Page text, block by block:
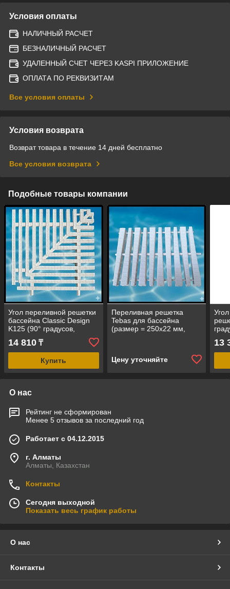
Условия оплаты
НАЛИЧНЫЙ РАСЧЕТ
БЕЗНАЛИЧНЫЙ РАСЧЕТ
УДАЛЕННЫЙ СЧЕТ ЧЕРЕЗ KASPI ПРИЛОЖЕНИЕ
ОПЛАТА ПО РЕКВИЗИТАМ
Все условия оплаты
Условия возврата
Возврат товара в течение 14 дней бесплатно
Все условия возврата
Подобные товары компании
Угол переливной решетки
бассейна Classic Design
K125 (90° градусов,
размеры = 250x25 мм,
цвет - белый)
14 810 ₸
Купить
Переливная решетка
Tebas для бассейна
(размер = 250х22 мм,
Цену уточняйте
13
О нас
Рейтинг не сформирован
Менее 5 отзывов за последний год
Работает с 04.12.2015
г. Алматы
Алматы, Казахстан
Контакты
Сегодня выходной
Показать весь график работы
О нас
Контакты